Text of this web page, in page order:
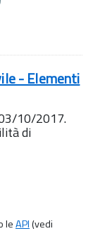
- Elementi
10/2017.
di
leAPI(vedi